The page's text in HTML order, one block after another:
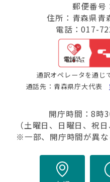
郵便番号
住所：青森県青
電話：017-
通訳オペレータを通じ
通話先：青森県庁大代表
開庁時間：8時
（土曜日、日曜日、祝
※一部、開庁時間が異な